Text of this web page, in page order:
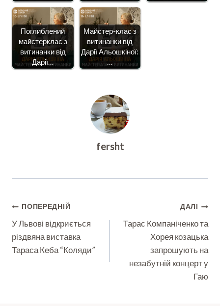
Поглиблений
майстерклас з
витинанки від
Дарії…
Майстер-клас з
витинанки від
Дарії Альошкіної:
…
fersht
Навігація
Записів
ПОПЕРЕДНІЙ
У Львові відкриється
різдвяна виставка
Тараса Кеба “Коляди”
ДАЛІ
Тарас Компаніченко та
Хорея козацька
запрошують на
незабутній концерт у
Гаю